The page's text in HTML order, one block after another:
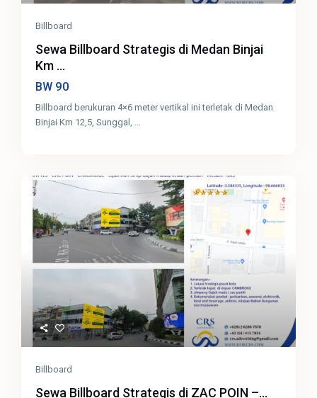
Billboard
Sewa Billboard Strategis di Medan Binjai
Km ...
BW 90
Billboard berukuran 4×6 meter vertikal ini terletak di Medan
Binjai Km 12,5, Sunggal,
Billboard
Sewa Billboard Strategis di ZAC POIN –...